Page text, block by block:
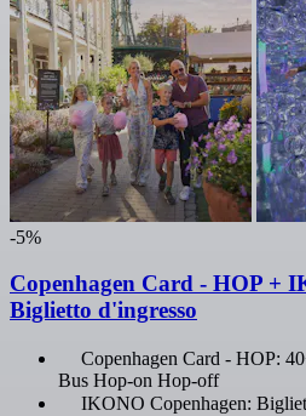
-5%
Copenhagen Card - HOP +
Biglietto d'ingresso
Copenhagen Card - HOP:
Bus Hop-on Hop-off
IKONO Copenhagen: